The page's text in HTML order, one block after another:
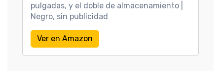
pulgadas, y el doble de almacenamiento |
Negro, sin publicidad
Ver en Amazon